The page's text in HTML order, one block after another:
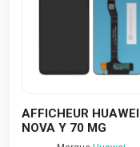
AFFICHEUR HUAWEI
NOVA Y 70 MG